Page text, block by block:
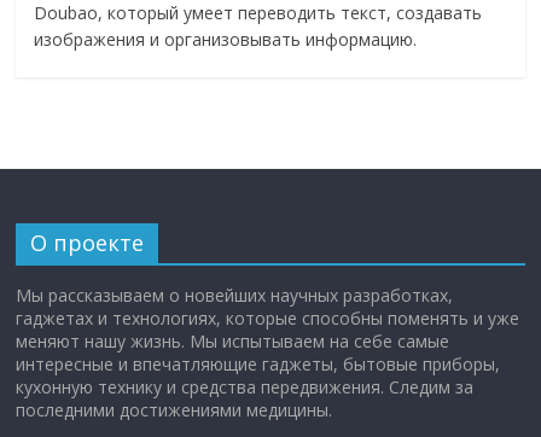
Doubao, который умеет переводить текст, создавать
изображения и организовывать информацию.
О проекте
Мы рассказываем о новейших научных разработках,
гаджетах и технологиях, которые способны поменять и уже
меняют нашу жизнь. Мы испытываем на себе самые
интересные и впечатляющие гаджеты, бытовые приборы,
кухонную технику и средства передвижения. Следим за
последними достижениями медицины.